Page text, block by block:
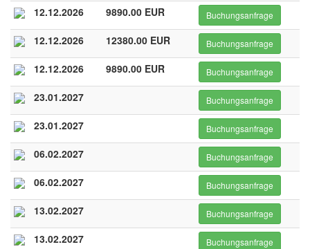
12.12.2026 9890.00 EUR Buchungsanfrage
12.12.2026 12380.00 EUR Buchungsanfrage
12.12.2026 9890.00 EUR Buchungsanfrage
23.01.2027 Buchungsanfrage
23.01.2027 Buchungsanfrage
06.02.2027 Buchungsanfrage
06.02.2027 Buchungsanfrage
13.02.2027 Buchungsanfrage
13.02.2027 Buchungsanfrage